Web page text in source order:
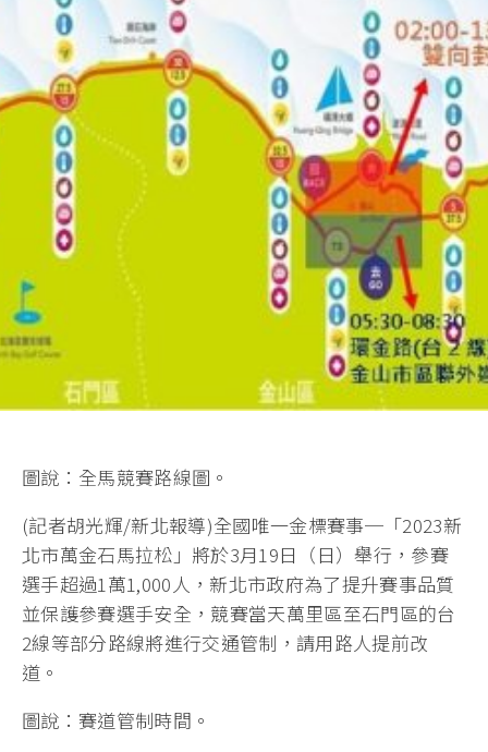
圖說：全馬競賽路線圖。
(記者胡光輝/新北報導)全國唯一金標賽事─「2023新
北市萬金石馬拉松」將於3月19日（日）舉行，參賽
選手超過1萬1,000人，新北市政府為了提升賽事品質
並保護參賽選手安全，競賽當天萬里區至石門區的台
2線等部分路線將進行交通管制，請用路人提前改
道。
圖說：賽道管制時間。